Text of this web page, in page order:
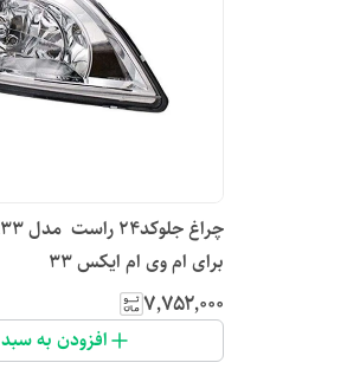
برای ام وی ام ایکس 33
۷٬۷۵۲٬۰۰۰
افزودن به سبد